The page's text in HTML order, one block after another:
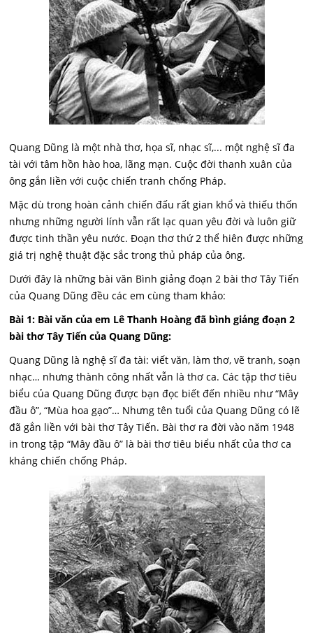
Quang Dũng là một nhà thơ, họa sĩ, nhạc sĩ,... một nghệ sĩ đa
tài với tâm hồn hào hoa, lãng mạn. Cuộc đời thanh xuân của
ông gắn liền với cuộc chiến tranh chống Pháp.
Mặc dù trong hoàn cảnh chiến đấu rất gian khổ và thiếu thốn
nhưng những người lính vẫn rất lạc quan yêu đời và luôn giữ
được tinh thần yêu nước. Đoạn thơ thứ 2 thể hiên được những
giá trị nghệ thuật đặc sắc trong thủ pháp của ông.
Dưới đây là những bài văn Bình giảng đoạn 2 bài thơ Tây Tiến
của Quang Dũng đều các em cùng tham khảo:
Bài 1: Bài văn của em Lê Thanh Hoàng đã bình giảng đoạn 2
bài thơ Tây Tiến của Quang Dũng:
Quang Dũng là nghệ sĩ đa tài: viết văn, làm thơ, vẽ tranh, soạn
nhạc… nhưng thành công nhất vẫn là thơ ca. Các tập thơ tiêu
biểu của Quang Dũng được bạn đọc biết đến nhiều như “Mây
đầu ô”, “Mùa hoa gạo”… Nhưng tên tuổi của Quang Dũng có lẽ
đã gắn liền với bài thơ Tây Tiến. Bài thơ ra đời vào năm 1948
in trong tập “Mây đầu ô” là bài thơ tiêu biểu nhất của thơ ca
kháng chiến chống Pháp.